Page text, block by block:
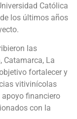
Católica
los últimos años
las
Catamarca, La
fortalecer y
vitivinícolas
financiero
con la